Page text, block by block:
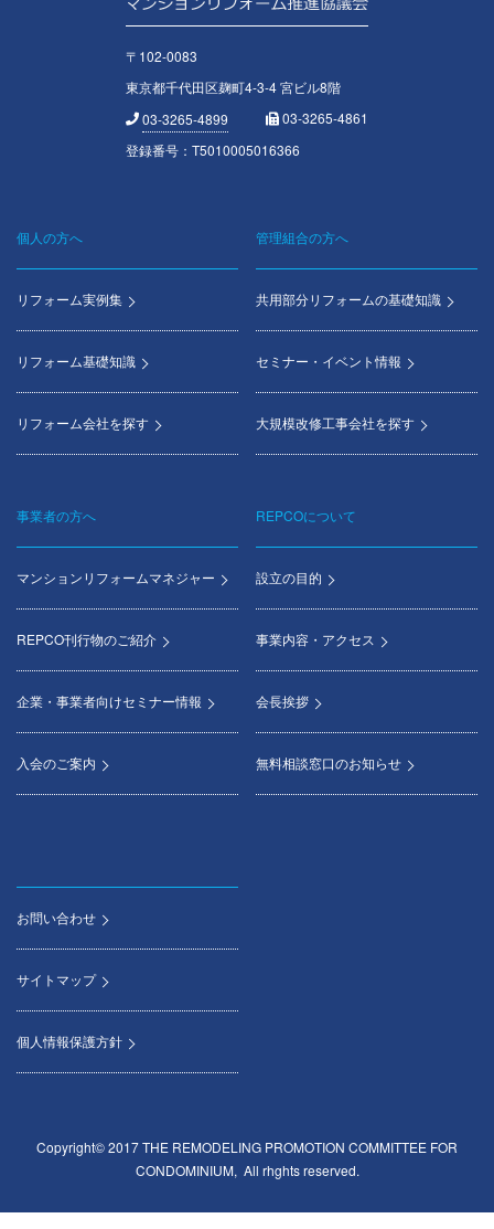
〒102-0083
東京都千代田区麹町4-3-4 宮ビル8階
03-3265-4899
03-3265-4861
登録番号：T5010005016366
Footer
menu
個人の方へ
リフォーム実例集
リフォーム基礎知識
リフォーム会社を探す
管理組合の方へ
共用部分リフォームの基礎知識
セミナー・イベント情報
大規模改修工事会社を探す
事業者の方へ
マンションリフォームマネジャー
REPCO刊行物のご紹介
企業・事業者向けセミナー情報
入会のご案内
REPCOについて
設立の目的
事業内容・アクセス
会長挨拶
無料相談窓口のお知らせ
お問い合わせ
サイトマップ
個人情報保護方針
Copyright© 2017 THE REMODELING PROMOTION COMMITTEE FOR
CONDOMINIUM, All rhghts reserved.